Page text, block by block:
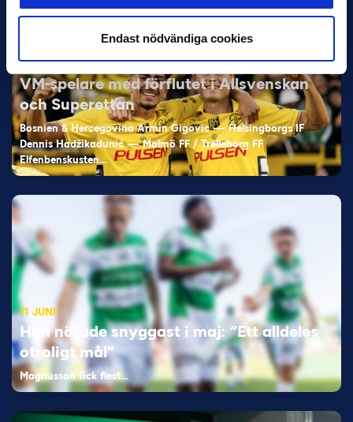
Endast nödvändiga cookies
11 JUNI
VM-spelare med förflutet i Allsvenskan
och Superettan
Bosnien & Hercegovina Armin Gigovic — Helsingborgs IF
Dennis Hadžikadunić — Malmö FF / Trelleborg FF
Elfenbenskusten…
11 JUNI
Han nätade snyggast i maj: “Ett alldeles
otroligt mål”
Magnusson fick flest…